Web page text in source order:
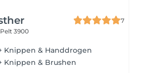
7
Pelt 3900
Knippen & Handdrogen
Knippen & Brushen